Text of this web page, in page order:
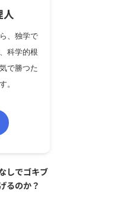
人
、独学で
科学的根
で勝つた
。
しでゴキブ
るのか？